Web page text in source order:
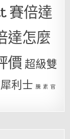
賽倍達
達怎麼
價超級雙
利士 騰 素 官